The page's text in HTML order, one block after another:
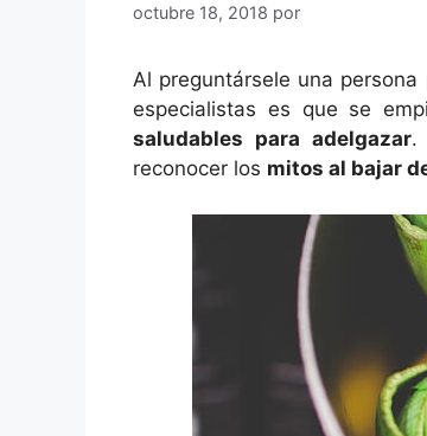
octubre 18, 2018 por
Al preguntársele una persona
especialistas es que se
saludables para adelgazar.
reconocer los mitos al bajar